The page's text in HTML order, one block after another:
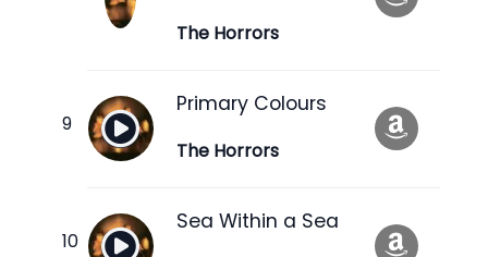
The Horrors
Primary Colours
The Horrors
Sea Within a Sea